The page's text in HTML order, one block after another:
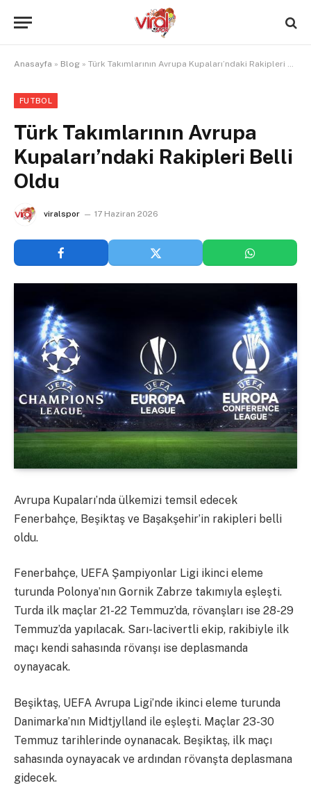
Anasayfa » Blog » Türk Takımlarının Avrupa Kupaları’ndaki Rakipleri Belli Oldu
FUTBOL
Türk Takımlarının Avrupa
Kupaları’ndaki Rakipleri Belli
Oldu
viralspor 17 Haziran 2026
Avrupa Kupaları’nda ülkemizi temsil edecek
Fenerbahçe, Beşiktaş ve Başakşehir’in rakipleri belli
oldu.
Fenerbahçe, UEFA Şampiyonlar Ligi ikinci eleme
turunda Polonya’nın Gornik Zabrze takımıyla eşleşti.
Turda ilk maçlar 21-22 Temmuz’da, rövanşları ise 28-29
Temmuz’da yapılacak. Sarı-lacivertli ekip, rakibiyle ilk
maçı kendi sahasında rövanşı ise deplasmanda
oynayacak.
Beşiktaş, UEFA Avrupa Ligi’nde ikinci eleme turunda
Danimarka’nın Midtjylland ile eşleşti. Maçlar 23-30
Temmuz tarihlerinde oynanacak. Beşiktaş, ilk maçı
sahasında oynayacak ve ardından rövanşta deplasmana
gidecek.